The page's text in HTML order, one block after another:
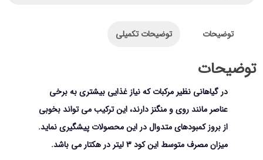
لیتر
توضیحات توضیحات تکمیلی
توضیحات
در گیاهانی نظیر مرکبات که نیاز غذایی بیشتری به برخی
عناصر مانند روی و منگنز دارند، این ترکیب می تواند بخوبی
از بروز کمبودهای متدوال در این محصولات پیشگیری نماید.
میزان مصرف متوسط این کود 3 لیتر در هکتار می باشد.